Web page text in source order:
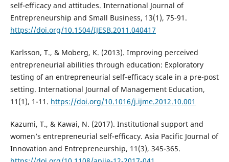
self-efficacy and attitudes. International Journal of
Entrepreneurship and Small Business, 13(1), 75-91.
https://doi.org/10.1504/IJESB.2011.040417
Karlsson, T., & Moberg, K. (2013). Improving perceived
entrepreneurial abilities through education: Exploratory
testing of an entrepreneurial self-efficacy scale in a pre-post
setting. International Journal of Management Education,
11(1), 1-11. https://doi.org/10.1016/j.ijme.2012.10.001
Kazumi, T., & Kawai, N. (2017). Institutional support and
women’s entrepreneurial self-efficacy. Asia Pacific Journal of
Innovation and Entrepreneurship, 11(3), 345-365.